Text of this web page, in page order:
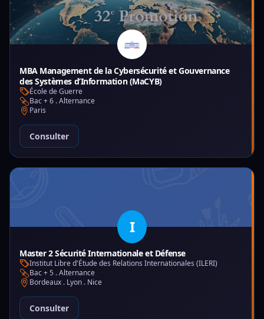
MBA Management de la Cybersécurité et Gouvernance
des Systèmes d’Information (MaCYB)
École de Guerre
Bac + 6 . Alternance
Paris
Consulter
I
Master 2 Sécurité Internationale et Défense
Institut Libre d'Étude des Relations Internationales (ILERI)
Bac + 5 . Alternance
Bordeaux . Lyon . Nice
Consulter